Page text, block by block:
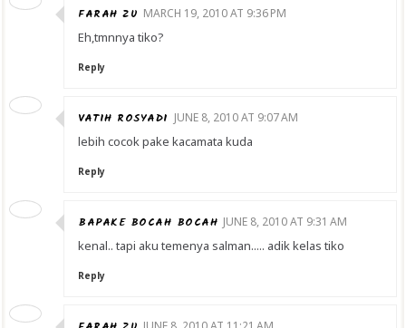
FARAH ZU MARCH 19, 2010 AT 9:36 PM
Eh,tmnnya tiko?
Reply
VATIH ROSYADI JUNE 8, 2010 AT 9:07 AM
lebih cocok pake kacamata kuda
Reply
BAPAKE BOCAH BOCAH JUNE 8, 2010 AT 9:31 AM
kenal.. tapi aku temenya salman..... adik kelas tiko
Reply